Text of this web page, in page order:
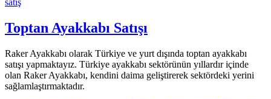
Toptan Ayakkabı Satışı
Raker Ayakkabı olarak Türkiye ve yurt dışında toptan ayakkabı
satışı yapmaktayız. Türkiye ayakkabı sektörünün yıllardır içinde
olan Raker Ayakkabı, kendini daima geliştirerek sektördeki yerini
sağlamlaştırmaktadır.